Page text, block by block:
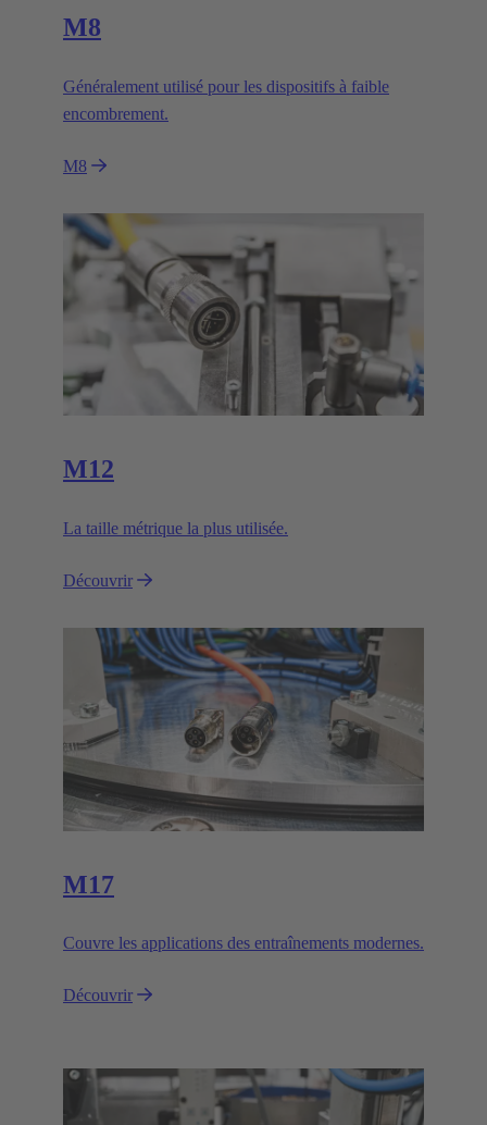
M8
Généralement utilisé pour les dispositifs à faible
encombrement.
M8
M12
La taille métrique la plus utilisée.
Découvrir
M17
Couvre les applications des entraînements modernes.
Découvrir